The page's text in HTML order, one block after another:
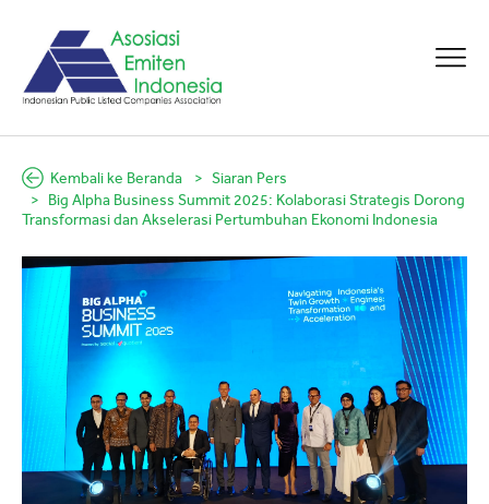
Kembali ke Beranda
Siaran Pers
Big Alpha Business Summit 2025: Kolaborasi Strategis Dorong
Transformasi dan Akselerasi Pertumbuhan Ekonomi Indonesia